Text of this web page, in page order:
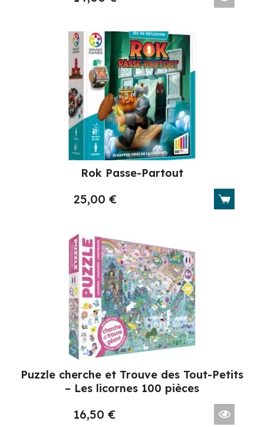
Rok Passe-Partout
25,00€
Puzzle cherche et Trouve des Tout-Petits
– Les licornes 100 pièces
16,50€